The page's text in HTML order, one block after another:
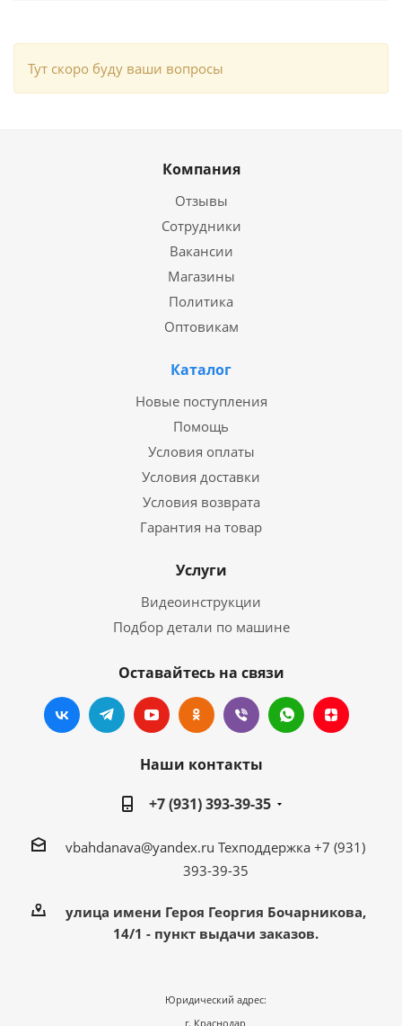
Тут скоро буду ваши вопросы
Компания
Отзывы
Сотрудники
Вакансии
Магазины
Политика
Оптовикам
Каталог
Новые поступления
Помощь
Условия оплаты
Условия доставки
Условия возврата
Гарантия на товар
Услуги
Видеоинструкции
Подбор детали по машине
Оставайтесь на связи
Наши контакты
+7 (931) 393-39-35
vbahdanava@yandex.ru Техподдержка +7 (931)
393-39-35
улица имени Героя Георгия Бочарникова,
14/1 - пункт выдачи заказов.
Юридический адрес:
г. Краснодар